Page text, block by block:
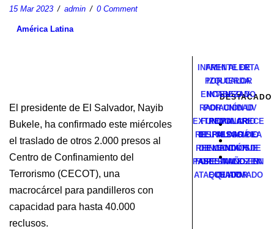
15 Mar 2023 / admin / 0 Comment
América Latina
El presidente de El Salvador, Nayib
Bukele, ha confirmado este miércoles
el traslado de otros 2.000 presos al
Centro de Confinamiento del
Terrorismo (CECOT), una
macrocárcel para pandilleros con
capacidad para hasta 40.000
reclusos.
DESTACADO
INAMHI ALERTA
POR CALOR
INTENSO Y
RADIACIÓN UV
EXTREMA: CRECE
EL RIESGO DE
INCENDIOS
FORESTALES EN
ECUADOR
FUNCIONARIO
DEL MUNICIPIO
DE MANTA FUE
ASESINADO EN
ATAQUE ARMADO
FRENTE DE
IZQUIERDA
ENCABEZADO
POR UNIDAD
POPULAR
RESPALDARÁ LA
REELECCIÓN DE
PABEL MUÑOZ EN
QUITO